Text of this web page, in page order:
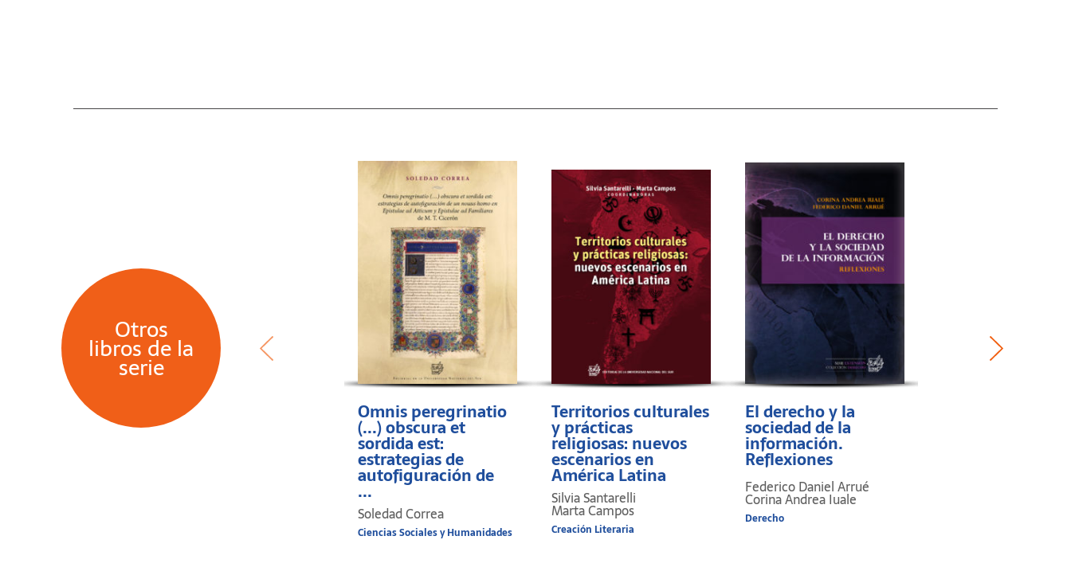
Otros
libros de la
serie
Omnis peregrinatio
(...) obscura et
sordida est:
estrategias de
autofiguración de
...
Soledad Correa
Ciencias Sociales y Humanidades
Territorios culturales
y prácticas
religiosas: nuevos
escenarios en
América Latina
Silvia Santarelli
Marta Campos
Creación Literaria
El derecho y la
sociedad de la
información.
Reflexiones
Federico Daniel Arrué
Corina Andrea Iuale
Derecho